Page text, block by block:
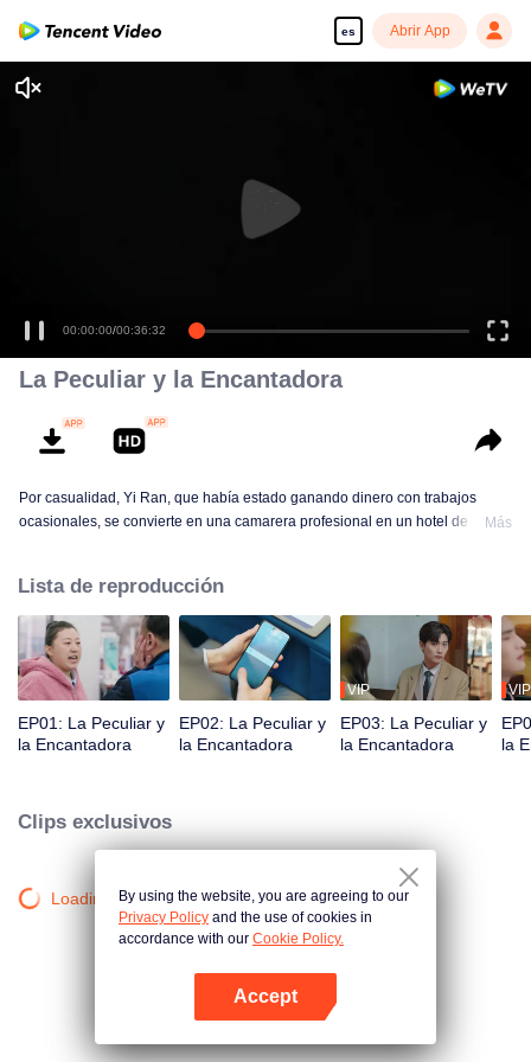
es Abrir App
00:00:00/00:36:32
La Peculiar y la Encantadora
Por casualidad, Yi Ran, que había estado ganando dinero con trabajos
ocasionales, se convierte en una camarera profesional en un hotel de cinco
extravagantes y los problemas comerciales del hotel, Yi Ran y Xiao
Mucheng chocan, pero gradualmente se acercan a pesar de sus diferencias.
Más
Lista de reproducción
EP01: La Peculiar y
la Encantadora
EP02: La Peculiar y
la Encantadora
VIP
EP03: La Peculiar y
la Encantadora
VIP
la
Clips exclusivos
Loading…By using the website, you are agreeing to our
Privacy Policy and the use of cookies in
accordance with our Cookie Policy.
Accept